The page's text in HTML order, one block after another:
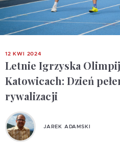
12 KWI 2024
Letnie Igrzyska
Katowicach: Dzień
rywalizacji
JAREK ADAMSKI